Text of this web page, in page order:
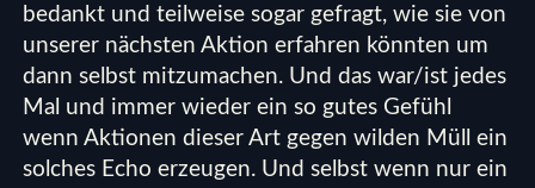
bedankt und teilweise sogar gefragt, wie sie von
unserer nächsten Aktion erfahren könnten um
dann selbst mitzumachen. Und das war/ist jedes
Mal und immer wieder ein so gutes Gefühl
wenn Aktionen dieser Art gegen wilden Müll ein
solches Echo erzeugen. Und selbst wenn nur ein